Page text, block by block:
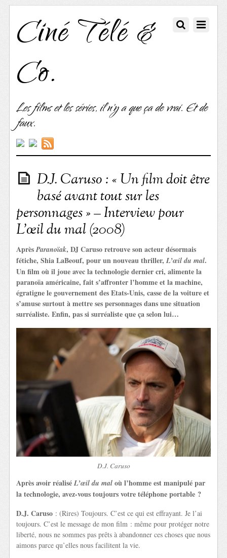
Ciné Télé &
Co.
Les films et les séries, il n'y a que ça de vrai. Et de
faux.
D.J. Caruso : « Un film doit être
basé avant tout sur les
personnages » – Interview pour
L’œil du mal (2008)
AprèsParanoïak, DJ Caruso retrouve son acteur désormais
fétiche, Shia LaBeouf, pour un nouveau thriller,L’œil du mal.
Un film où il joue avec la technologie dernier cri, alimente la
paranoïa américaine, fait s’affronter l’homme et la machine,
égratigne le gouvernement des Etats-Unis, casse de la voiture et
s’amuse surtout à mettre ses personnages dans une situation
surréaliste. Enfin, pas si surréaliste que ça selon lui…
D.J. Caruso
Après avoir réaliséL’œil du mal où l’homme est manipulé par
la technologie, avez-vous toujours votre téléphone portable ?
D.J. Caruso : (Rires) Toujours. C’est ce qui est effrayant. Je l’ai
toujours. C’est le message de mon film : même pour protéger notre
liberté, nous ne sommes pas prêts à abandonner ces choses que nous
aimons parce qu’elles nous facilitent la vie.